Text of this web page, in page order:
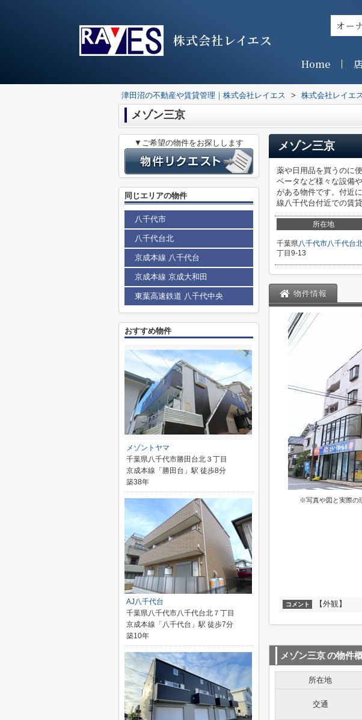
株式会社レイエス
オー
Home
津田沼の不動産や賃貸管理｜株式会社レイエス > 株式会社レイエ
メゾン三京
メゾン三京
薬や日用品を買うのに
ベータなど様々な設備
がある物件です。付近
線八千代台付近での賃
所在地
千葉県八千代市八千代台
丁目9-13
物件情報
※写真や図と実際の
コメント 【外観】
メゾン三京の物件
所在地
交通
▼ご希望の物件をお探しします
同じエリアの物件
八千代市
八千代台北
京成本線 八千代台
京成本線 京成大和田
東葉高速鉄道 八千代中央
おすすめ物件
メゾントヤマ
千葉県八千代市勝田台北３丁目
京成本線「勝田台」駅 徒歩8分
築38年
AJ八千代台
千葉県八千代市八千代台北７丁目
京成本線「八千代台」駅 徒歩7分
築10年